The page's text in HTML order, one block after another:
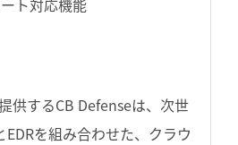
ト対応機能
供するCB Defenseは、次世
を組み合わせた、クラウ